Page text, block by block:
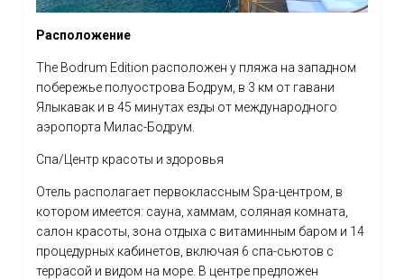
Расположение
The Bodrum Edition расположен у пляжа на западном
побережье полуострова Бодрум, в 3 км от гавани
Ялыкавак и в 45 минутах езды от международного
аэропорта Милас-Бодрум.
Спа/Центр красоты и здоровья
Отель располагает первоклассным Spa-центром, в
котором имеется: сауна, хаммам, соляная комната,
салон красоты, зона отдыха с витаминным баром и 14
процедурных кабинетов, включая 6 спа-сьютов с
террасой и видом на море. В центре предложен